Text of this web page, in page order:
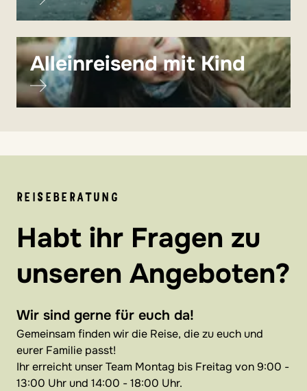
Alleinreisend mit Kind
REISEBERATUNG
Habt ihr Fragen zu
unseren Angeboten?
Wir sind gerne für euch da!
Gemeinsam finden wir die Reise, die zu euch und
eurer Familie passt!
Ihr erreicht unser Team Montag bis Freitag von 9:00 -
13:00 Uhr und 14:00 - 18:00 Uhr.